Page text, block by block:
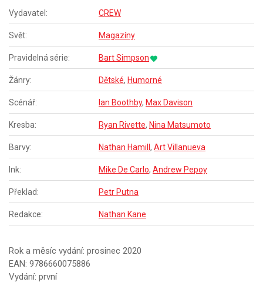
Vydavatel: CREW
Svět: Magazíny
Pravidelná série: Bart Simpson
Žánry: Dětské, Humorné
Scénář: Ian Boothby, Max Davison
Kresba: Ryan Rivette, Nina Matsumoto
Barvy: Nathan Hamill , Art Villanueva
Ink: Mike De Carlo, Andrew Pepoy
Překlad: Petr Putna
Redakce: Nathan Kane
Rok a měsíc vydání: prosinec 2020
EAN: 9786660075886
Vydání: první